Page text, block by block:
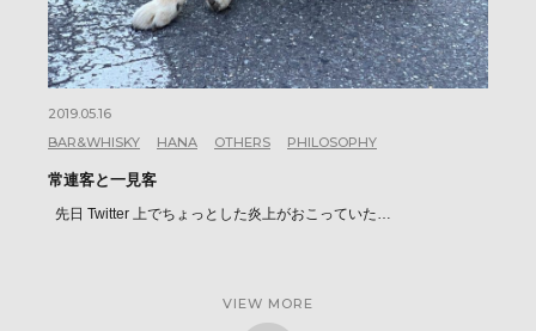
2019.05.16
BAR&WHISKY
HANA OTHERS PHILOSOPHY
常連客と一見客
先日 Twitter 上でちょっとした炎上がおこっていた…
VIEW MORE